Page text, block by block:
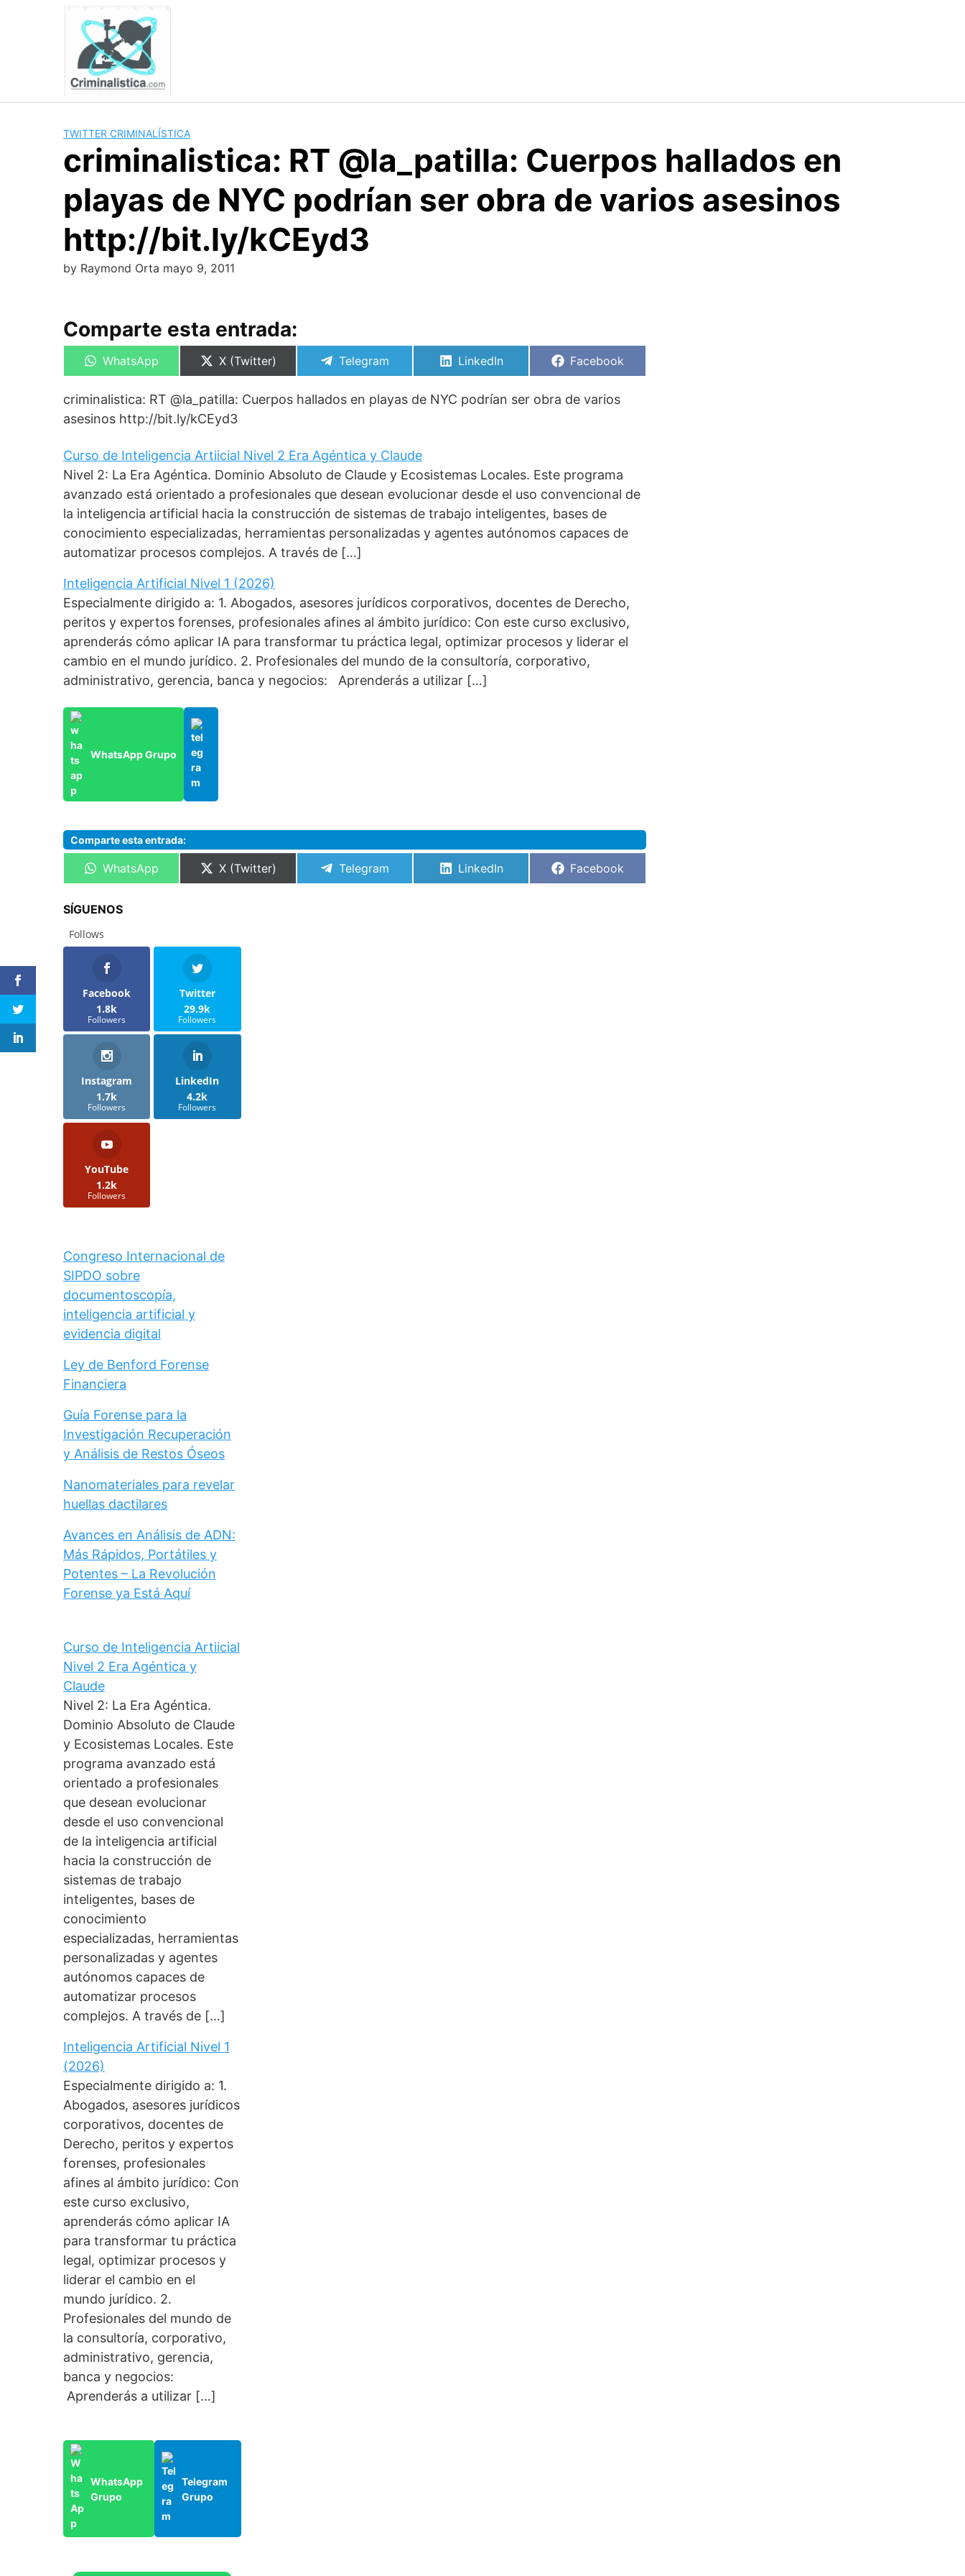
TWITTER CRIMINALÍSTICA
criminalistica: RT @la_patilla: Cuerpos hallados en
playas de NYC podrían ser obra de varios asesinos
http://bit.ly/kCEyd3
by Raymond Orta mayo 9, 2011
Comparte esta entrada:
Compartir
WhatsApp
Compartir
X (Twitter)
Compartir
Telegram
Compartir
LinkedIn
Compartir
Facebook
criminalistica: RT @la_patilla: Cuerpos hallados en playas de NYC podrían ser obra de varios
asesinos http://bit.ly/kCEyd3
Curso de Inteligencia Artiicial Nivel 2 Era Agéntica y Claude
Nivel 2: La Era Agéntica. Dominio Absoluto de Claude y Ecosistemas Locales. Este programa
avanzado está orientado a profesionales que desean evolucionar desde el uso convencional de
la inteligencia artificial hacia la construcción de sistemas de trabajo inteligentes, bases de
conocimiento especializadas, herramientas personalizadas y agentes autónomos capaces de
automatizar procesos complejos. A través de […]
Inteligencia Artificial Nivel 1 (2026)
Especialmente dirigido a: 1. Abogados, asesores jurídicos corporativos, docentes de Derecho,
peritos y expertos forenses, profesionales afines al ámbito jurídico: Con este curso exclusivo,
aprenderás cómo aplicar IA para transformar tu práctica legal, optimizar procesos y liderar el
cambio en el mundo jurídico. 2. Profesionales del mundo de la consultoría, corporativo,
administrativo, gerencia, banca y negocios: Aprenderás a utilizar […]
WhatsApp Grupo
Comparte esta entrada:
Compartir
WhatsApp
Compartir
X (Twitter)
Compartir
Telegram
Compartir
LinkedIn
Compartir
Facebook
SÍGUENOS
Follows
Facebook
1.8k
Followers
Twitter
29.9k
Followers
Instagram
1.7k
Followers
LinkedIn
4.2k
Followers
YouTube
1.2k
Followers
Congreso Internacional de
SIPDO sobre
documentoscopía,
inteligencia artificial y
evidencia digital
Ley de Benford Forense
Financiera
Guía Forense para la
Investigación Recuperación
y Análisis de Restos Óseos
Nanomateriales para revelar
huellas dactilares
Avances en Análisis de ADN:
Más Rápidos, Portátiles y
Potentes – La Revolución
Forense ya Está Aquí
Curso de Inteligencia Artiicial
Nivel 2 Era Agéntica y
Claude
Nivel 2: La Era Agéntica.
Dominio Absoluto de Claude
y Ecosistemas Locales. Este
programa avanzado está
orientado a profesionales
que desean evolucionar
desde el uso convencional
de la inteligencia artificial
hacia la construcción de
sistemas de trabajo
inteligentes, bases de
conocimiento
especializadas, herramientas
personalizadas y agentes
autónomos capaces de
automatizar procesos
complejos. A través de […]
Inteligencia Artificial Nivel 1
(2026)
Especialmente dirigido a: 1.
Abogados, asesores jurídicos
corporativos, docentes de
Derecho, peritos y expertos
forenses, profesionales
afines al ámbito jurídico: Con
este curso exclusivo,
aprenderás cómo aplicar IA
para transformar tu práctica
legal, optimizar procesos y
liderar el cambio en el
mundo jurídico. 2.
Profesionales del mundo de
la consultoría, corporativo,
administrativo, gerencia,
banca y negocios:
Aprenderás a utilizar […]
WhatsApp
Grupo
Telegram
Grupo